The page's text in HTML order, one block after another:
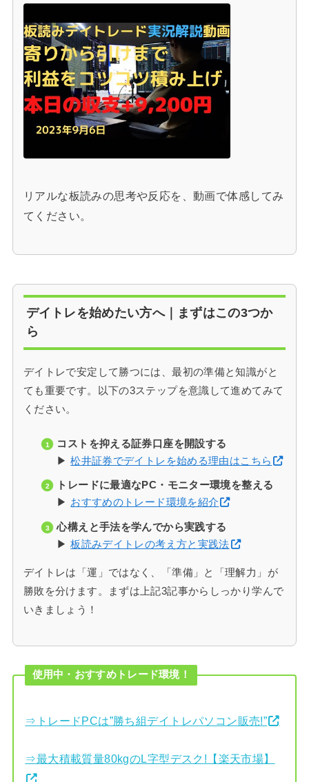
リアルな板読みの思考や反応を、動画で体感してみ
てください。
デイトレを始めたい方へ｜まずはこの3つか
ら
デイトレで安定して勝つには、最初の準備と知識がと
ても重要です。以下の3ステップを意識して進めてみて
ください。
コストを抑える証券口座を開設する
▶松井証券でデイトレを始める理由はこちら
トレードに最適なPC・モニター環境を整える
▶ おすすめのトレード環境を紹介
心構えと手法を学んでから実践する
▶板読みデイトレの考え方と実践法
デイトレは「運」ではなく、「準備」と「理解力」が
勝敗を分けます。まずは上記3記事からしっかり学んで
いきましょう！
使用中・おすすめトレード環境！
⇒トレードPCは”勝ち組デイトレパソコン販売!”
⇒最大積載質量80kgのL字型デスク!【楽天市場】